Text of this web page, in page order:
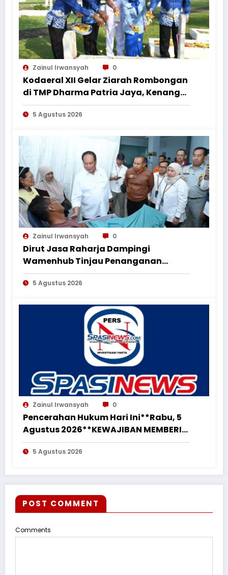
Zainul Irwansyah 0
Kodaeral XII Gelar Ziarah Rombongan
di TMP Dharma Patria Jaya, Kenang
Jasa Pahlawan dalam Peringatan
HUT ke-1
5 Agustus 2026
Zainul Irwansyah 0
Dirut Jasa Raharja Dampingi
Wamenhub Tinjau Penanganan
Korban KM Mutiara Sentosa II di RS
PHC Surabaya
5 Agustus 2026
Zainul Irwansyah 0
Pencerahan Hukum Hari Ini**Rabu, 5
Agustus 2026**KEWAJIBAN MEMBERI
NAFKAH PASCA-PERCERAIAN KEPADA
MANTAN ISTRI DAN ANAK MASIH
5 Agustus 2026
POST COMMENT
Comments